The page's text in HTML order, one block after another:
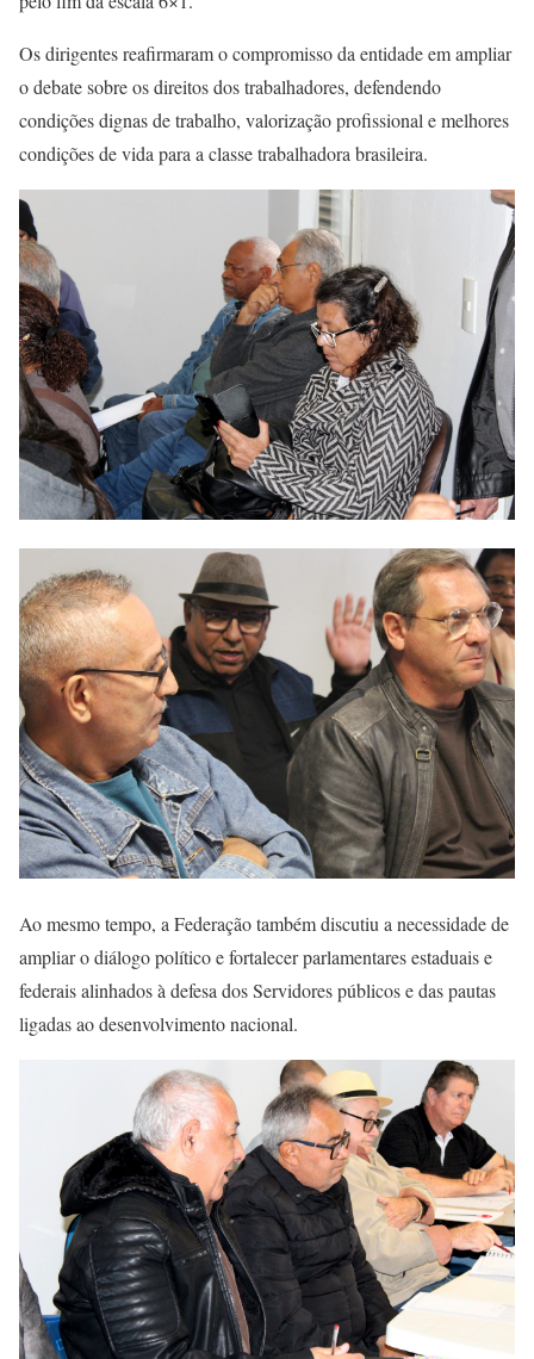
Os dirigentes reafirmaram o compromisso da entidade em ampliar
o debate sobre os direitos dos trabalhadores, defendendo
condições dignas de trabalho, valorização profissional e melhores
condições de vida para a classe trabalhadora brasileira.
Ao mesmo tempo, a Federação também discutiu a necessidade de
ampliar o diálogo político e fortalecer parlamentares estaduais e
federais alinhados à defesa dos Servidores públicos e das pautas
ligadas ao desenvolvimento nacional.